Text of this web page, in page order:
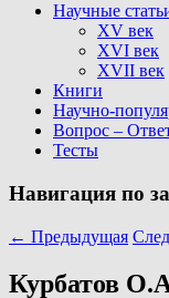
Научные
XV век
XVI век
XVII век
Книги
Научно-
Вопрос –
Тесты
Навигация по
← Предыдущая
Курбатов